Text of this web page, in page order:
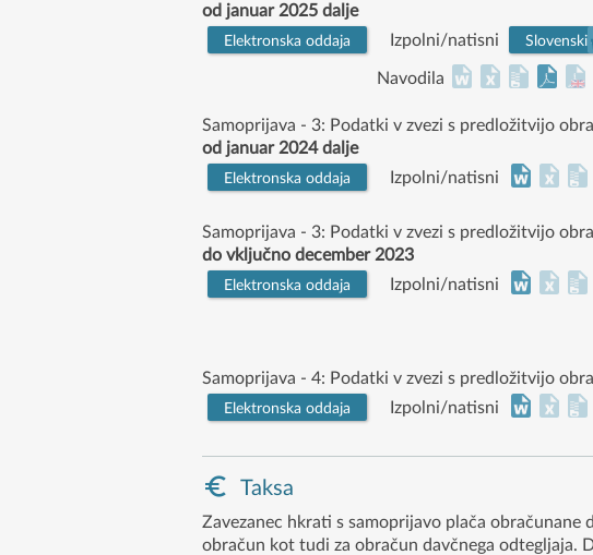
od januar 2025 dalje
Elektronska oddaja Izpolni/natisni Slovenski
Navodila
Samoprijava - 3: Podatki v zvezi s predložitvijo
od januar 2024 dalje
Elektronska oddaja Izpolni/natisni
Samoprijava - 3: Podatki v zvezi s predložitvijo
do vključno december 2023
Elektronska oddaja Izpolni/natisni
Samoprijava - 4: Podatki v zvezi s predložitvijo
Elektronska oddaja Izpolni/natisni
Taksa
Zavezanec hkrati s samoprijavo plača obračunane
obračun kot tudi za obračun davčnega odtegljaja.